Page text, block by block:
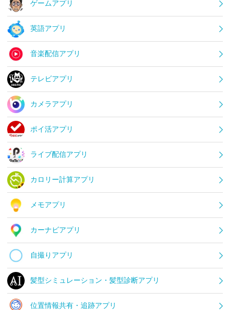
ゲームアプリ
英語アプリ
音楽配信アプリ
テレビアプリ
カメラアプリ
ポイ活アプリ
ライブ配信アプリ
カロリー計算アプリ
メモアプリ
カーナビアプリ
自撮りアプリ
髪型シミュレーション・髪型診断アプリ
位置情報共有・追跡アプリ